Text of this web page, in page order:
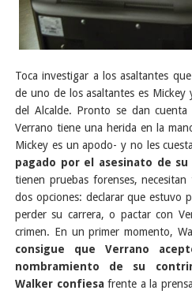
Toca investigar a los asaltantes
de uno de los asaltantes es Mickey
del Alcalde. Pronto se dan
Verrano tiene una herida en la
Mickey es un apodo- y no les
pagado por el asesinato de
tienen pruebas forenses,
dos opciones: declarar que estuvo
perder su carrera, o pactar con
crimen. En un primer momento,
consigue que Verrano
nombramiento de su
Walker confiesafrente a la